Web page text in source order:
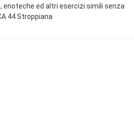
enoteche ed altri esercizi simili senza
44 Stroppiana